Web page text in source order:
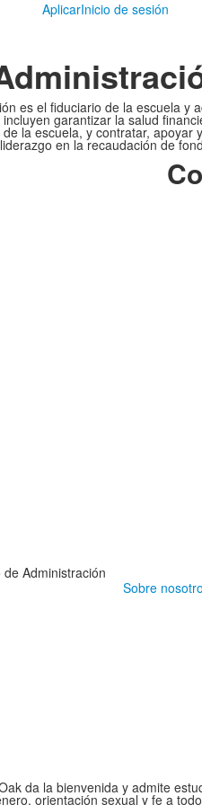
AplicarInicio de sesión
es el fiduciario de la escuela
garantizar la salud
la escuela, y contratar,
liderazgo en la recaudación de
de Administración
Sobre
da la bienvenida y admite
orientación sexual y fe a